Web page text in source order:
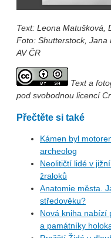
Text: Leona Matušková,
Foto: Shutterstock, Jana
AV ČR
Text a
pod svobodnou licencí
Přečtěte si také
Kámen byl
archeolog
Neolitičtí lidé v
žraloků
Anatomie města.
středověku?
Nová kniha nabízí
a památníky